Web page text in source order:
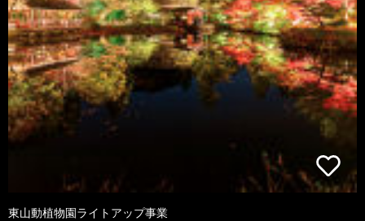
東山動植物園ライトアップ事業